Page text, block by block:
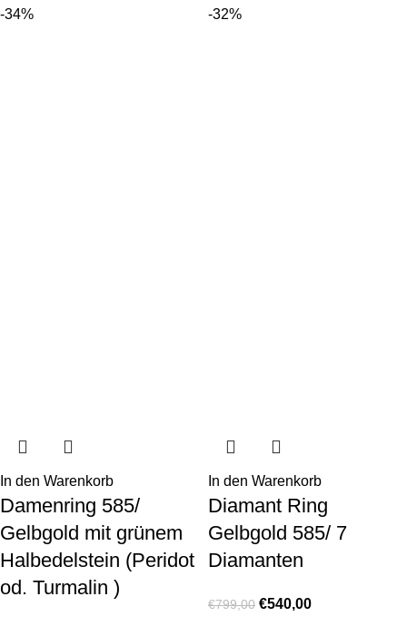
-34%
In den Warenkorb
Damenring 585/
Gelbgold mit grünem
Halbedelstein (Peridot
od. Turmalin )
-32%
In den Warenkorb
Diamant Ring
Gelbgold 585/ 7
Diamanten
€799,00 €540,00